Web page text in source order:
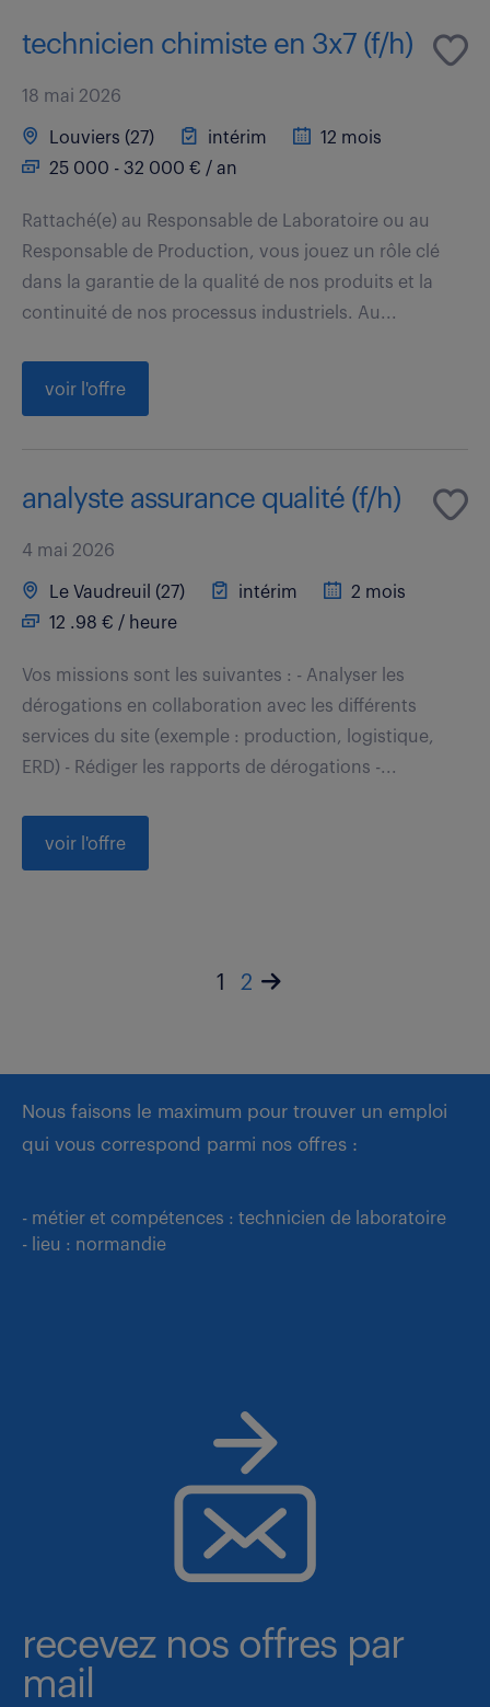
technicien chimiste en 3x7 (f/h)
18 mai 2026
Louviers (27) intérim
12 mois
25 000 - 32 000 € / an
Rattaché(e) au Responsable de Laboratoire ou au
Responsable de Production, vous jouez un rôle clé
dans la garantie de la qualité de nos produits et la
continuité de nos processus industriels. Au...
voir l'offre
analyste assurance qualité (f/h)
4 mai 2026
Le Vaudreuil (27) intérim
2 mois
12 .98 € / heure
Vos missions sont les suivantes : - Analyser les
dérogations en collaboration avec les différents
services du site (exemple : production, logistique,
ERD) - Rédiger les rapports de dérogations -...
voir l'offre
1 2
Nous faisons le maximum pour trouver un emploi
qui vous correspond parmi nos offres :
- métier et compétences : technicien de laboratoire
- lieu : normandie
recevez nos offres par
mail